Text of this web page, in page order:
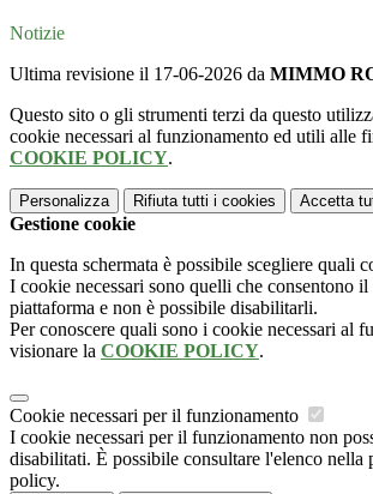
Notizie
Ultima revisione il 17-06-2026 da MIMMO
Questo sito o gli strumenti terzi da questo
cookie necessari al funzionamento ed utili alle
COOKIE POLICY.
Personalizza Rifiuta tutti i cookies Accetta
Gestione cookie
In questa schermata è possibile scegliere quali
I cookie necessari sono quelli che consentono
piattaforma e non è possibile disabilitarli.
Per conoscere quali sono i cookie necessari al
visionare la COOKIE POLICY.
Cookie necessari per il funzionamento
I cookie necessari per il funzionamento non
disabilitati. È possibile consultare l'elenco nella
policy.